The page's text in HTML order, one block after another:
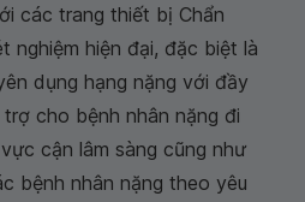
các trang thiết bị Chẩn
nghiệm hiện đại, đặc biệt là
dụng hạng nặng với đầy
cho bệnh nhân nặng đi
cận lâm sàng cũng như
bệnh nhân nặng theo yêu